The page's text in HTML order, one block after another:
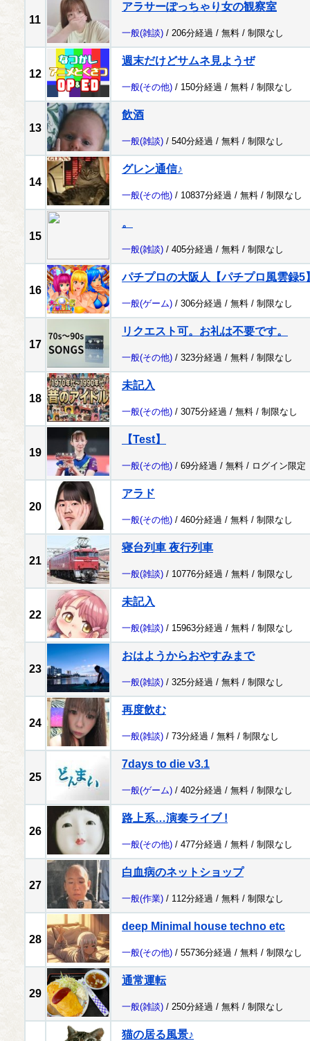
11
アラサーぽっちゃり女の観察室
一般(雑談) / 206分経過 / 無料 / 制限なし
12
週末だけどサムネ見ようぜ
一般(その他) / 150分経過 / 無料 / 制限なし
13
飲酒
一般(雑談) / 540分経過 / 無料 / 制限なし
14
グレン通信♪
一般(その他) / 10837分経過 / 無料 / 制限なし
15
。
一般(雑談) / 405分経過 / 無料 / 制限なし
16
パチプロの大阪人【パチプロ風雲録5
一般(ゲーム) / 306分経過 / 無料 / 制限なし
17
リクエスト可。お礼は不要です。
一般(その他) / 323分経過 / 無料 / 制限なし
18
未記入
一般(その他) / 3075分経過 / 無料 / 制限なし
19
【Test】
一般(その他) / 69分経過 / 無料 / ログイン限定
20
アラド
一般(その他) / 460分経過 / 無料 / 制限なし
21
寝台列車 夜行列車
一般(雑談) / 10776分経過 / 無料 / 制限なし
22
未記入
一般(雑談) / 15963分経過 / 無料 / 制限なし
23
おはようからおやすみまで
一般(雑談) / 325分経過 / 無料 / 制限なし
24
再度飲む
一般(雑談) / 73分経過 / 無料 / 制限なし
25
7days to die v3.1
一般(ゲーム) / 402分経過 / 無料 / 制限なし
26
路上系…演奏ライブ !
一般(その他) / 477分経過 / 無料 / 制限なし
27
白血病のネットショップ
一般(作業) / 112分経過 / 無料 / 制限なし
28
deep Minimal house techno etc
一般(その他) / 55736分経過 / 無料 / 制限なし
29
通常運転
一般(雑談) / 250分経過 / 無料 / 制限なし
猫の居る風景♪